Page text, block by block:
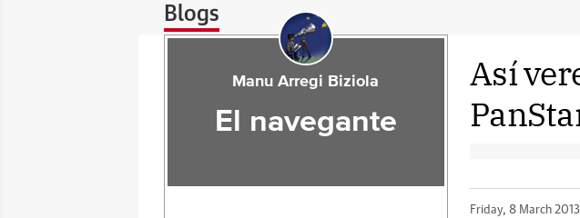
Blogs
Así
Friday, 8 March
Manu Arregi Biziola
El navegante